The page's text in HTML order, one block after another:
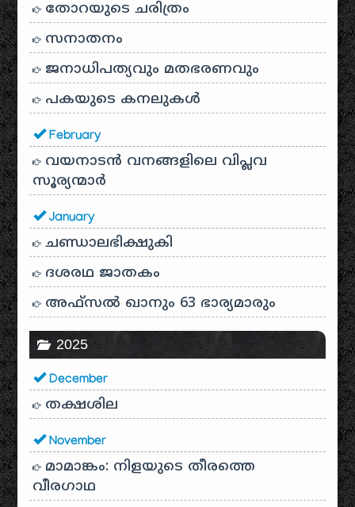
തോറയുടെ ചരിത്രം
സനാതനം
ജനാധിപത്യവും മതഭരണവും
പകയുടെ കനലുകൾ
February
വയനാടൻ വനങ്ങളിലെ വിപ്ലവ
സൂര്യന്മാർ
January
ചണ്ഡാലഭിക്ഷുകി
ദശരഥ ജാതകം
അഫ്സൽ ഖാനും 63 ഭാര്യമാരും
2025
December
തക്ഷശില
November
മാമാങ്കം: നിളയുടെ തീരത്തെ
വീരഗാഥ